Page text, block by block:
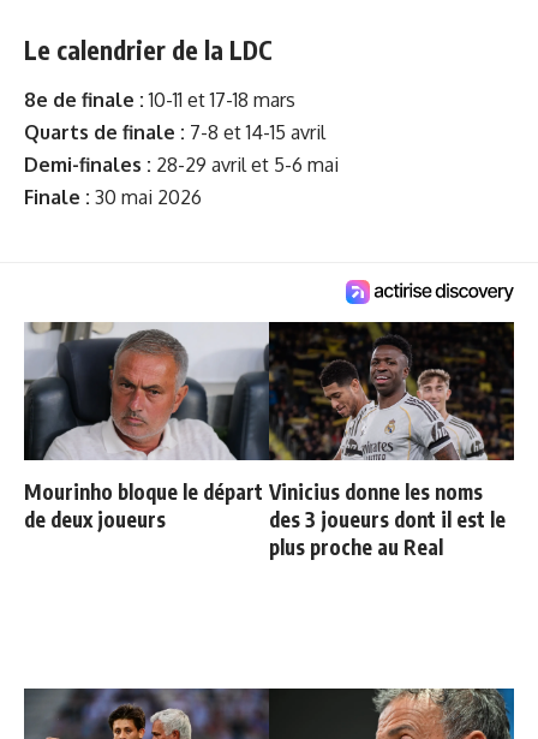
Le calendrier de la LDC
8e de finale : 10-11 et 17-18 mars
Quarts de finale : 7-8 et 14-15 avril
Demi-finales : 28-29 avril et 5-6 mai
Finale : 30 mai 2026
Mourinho bloque le départ
de deux joueurs
Vinicius donne les noms
des 3 joueurs dont il est le
plus proche au Real